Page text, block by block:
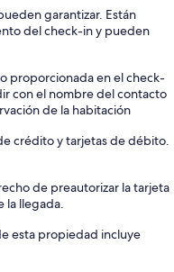
garantizar. Están
del check-in y pueden
proporcionada en el check-
con el nombre del contacto
de la habitación
crédito y tarjetas de débito.
de preautorizar la tarjeta
la llegada.
esta propiedad incluye